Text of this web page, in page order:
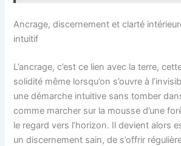
Ancrage, discernement et clarté
intuitif
L’ancrage, c’est ce lien avec la terre,
solidité même lorsqu’on s’ouvre à
une démarche intuitive sans tomber
comme marcher sur la mousse d’une
le regard vers l’horizon. Il devient alors
un discernement sain, de s’offrir